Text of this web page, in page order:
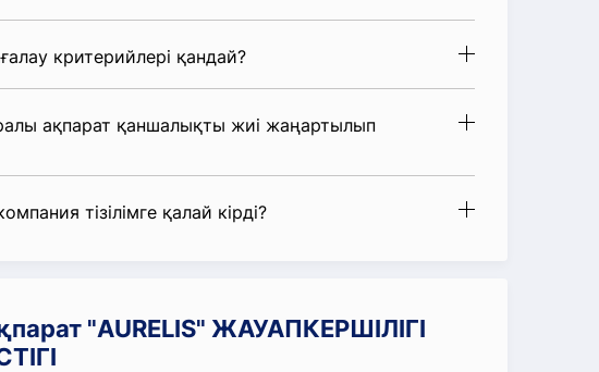
критерийлері қандай?
ақпарат қаншалықты жиі жаңартылып
тізілімге қалай кірді?
"AURELIS" ЖАУАПКЕРШІЛІГІ